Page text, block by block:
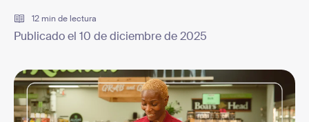
12 min de lectura
Publicado el 10 de diciembre de 2025